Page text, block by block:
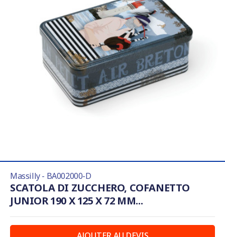
Massilly - BA002000-D
SCATOLA DI ZUCCHERO, COFANETTO
JUNIOR 190 X 125 X 72 MM...